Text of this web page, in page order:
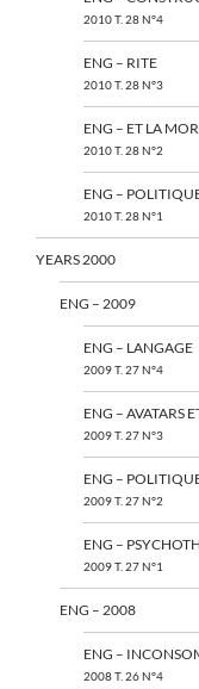
2010 T. 28 N°4
ENG – RITE
2010 T. 28 N°3
ENG – ET LA
2010 T. 28 N°2
ENG –
2010 T. 28 N°1
YEARS 2000
ENG – 2009
ENG – LANGAGE
2009 T. 27 N°4
ENG – AVATARS
2009 T. 27 N°3
ENG –
2009 T. 27 N°2
ENG –
2009 T. 27 N°1
ENG – 2008
ENG –
2008 T. 26 N°4